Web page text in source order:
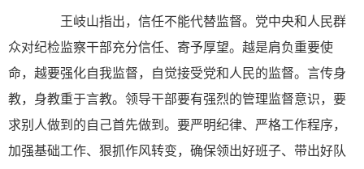
王岐山指出，信任不能代替监督。党中央和人民群
众对纪检监察干部充分信任、寄予厚望。越是肩负重要使
命，越要强化自我监督，自觉接受党和人民的监督。言传身
教，身教重于言教。领导干部要有强烈的管理监督意识，要
求别人做到的自己首先做到。要严明纪律、严格工作程序，
加强基础工作、狠抓作风转变，确保领出好班子、带出好队